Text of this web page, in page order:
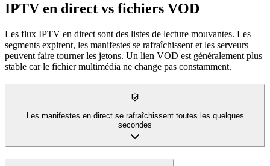
IPTV en direct vs fichiers VOD
Les flux IPTV en direct sont des listes de lecture mouvantes. Les
segments expirent, les manifestes se rafraîchissent et les serveurs
peuvent faire tourner les jetons. Un lien VOD est généralement plus
stable car le fichier multimédia ne change pas constamment.
Les manifestes en direct se rafraîchissent toutes les quelques
secondes